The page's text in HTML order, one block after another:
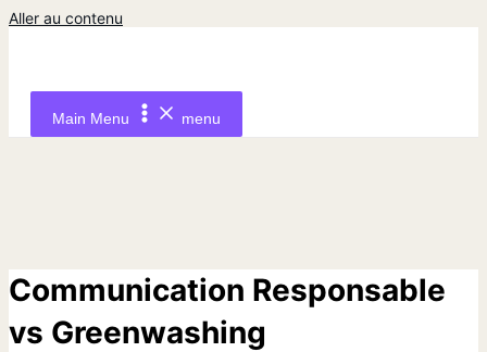
Aller au contenu
Main Menu menu
Communication Responsable
vs Greenwashing